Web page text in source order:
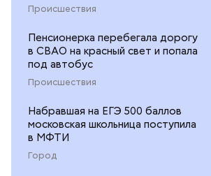
Происшествия
Пенсионерка перебегала дорогу
в СВАО на красный свет и попала
под автобус
Происшествия
Набравшая на ЕГЭ 500 баллов
московская школьница поступила
в МФТИ
Город